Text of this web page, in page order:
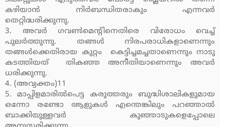
കഴിയാന്‍ നിര്‍ബന്ധിതരാകും എന്നവര്‍
തെറ്റിദ്ധരിക്കുന്നു.
3. അവര്‍ ഗവണ്‍മെന്റിനെതിരെ വിരോധം വെച്ച്
പുലര്‍ത്തുന്നു. തങ്ങള്‍ നിരപരാധികളാണെന്നും
തങ്ങള്‍ക്കെതിരായ കുറ്റം കെട്ടിച്ചമച്ചതാണെന്നും നാടു
കടത്തിയത് തികഞ്ഞ അനീതിയാണെന്നും അവര്‍
ധരിക്കുന്നു.
4. (അവ്യക്തം)11
5. മാപ്പിളമാരില്‍പെട്ട കരുത്തരും ബുദ്ധിശാലികളുമായ
ഒന്നോ രണ്ടോ ആളുകള്‍ എന്തെങ്കിലും പറഞ്ഞാല്‍
ബാക്കിയുള്ളവര്‍ കുഞ്ഞാടുകളെപ്പോലെ